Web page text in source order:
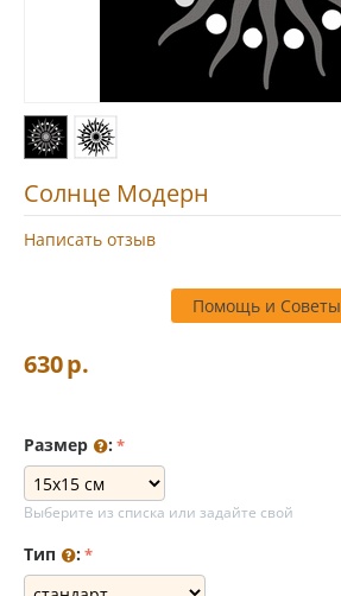
Солнце Модерн
Написать отзыв
Помощь и Советы
630р.
Размер :
Выберите из списка или задайте свой
Тип :